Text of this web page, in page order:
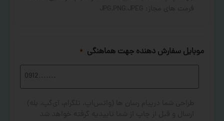
موبایل سفارش دهنده جهت هماهنگی *